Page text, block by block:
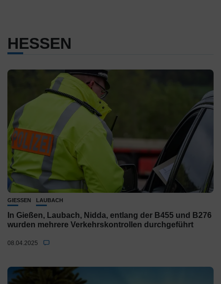
HESSEN
GIESSEN LAUBACH
In Gießen, Laubach, Nidda, entlang der B455 und B276
wurden mehrere Verkehrskontrollen durchgeführt
08.04.2025